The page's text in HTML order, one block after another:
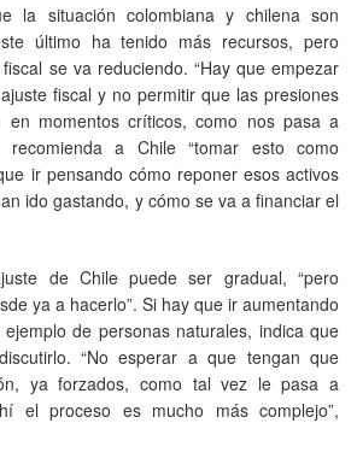
la situación colombiana y chilena son
último ha tenido más recursos, pero
se va reduciendo. “Hay que empezar
fiscal y no permitir que las presiones
en momentos críticos, como nos pasa a
recomienda a Chile “tomar esto como
ir pensando cómo reponer esos activos
ido gastando, y cómo se va a financiar el
de Chile puede ser gradual, “pero
ya a hacerlo”. Si hay que ir aumentando
de personas naturales, indica que
“No esperar a que tengan que
ya forzados, como tal vez le pasa a
el proceso es mucho más complejo”,